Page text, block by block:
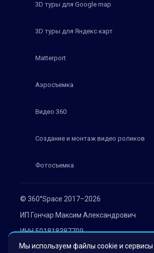
© 360°Space 2017–2026
ИП Гончар Максим Александрович
ИНН 501818387709
ОГРН 319508100030536
3D туры для Google map
3D туры для Яндекс карт
Matterport
Аэросъемка
Видео 360
Создание и монтаж видео роликов
Фотосъемка
Мы используем файлы cookie и сервисы